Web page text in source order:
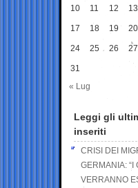
10 11 12 13
17 18 19 20
24 25 26 27
31
« Lug
Leggi gli
inseriti
CRISI DEI
GERMANIA: “I
VERRANNO